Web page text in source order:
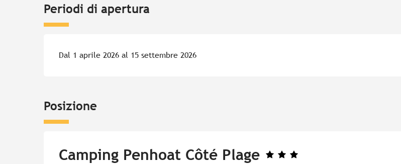
Periodi di apertura
Dal 1 aprile 2026 al 15 settembre 2026
Posizione
Camping Penhoat Côté Plage